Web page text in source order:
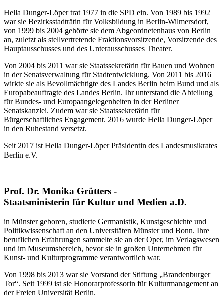
Hella Dunger-Löper trat 1977 in die SPD ein. Von 1989 bis 1992
war sie Bezirksstadträtin für Volksbildung in Berlin-Wilmersdorf,
von 1999 bis 2004 gehörte sie dem Abgeordnetenhaus von Berlin
an, zuletzt als stellvertretende Fraktionsvorsitzende, Vorsitzende des
Hauptausschusses und des Unterausschusses Theater.
Von 2004 bis 2011 war sie Staatssekretärin für Bauen und Wohnen
in der Senatsverwaltung für Stadtentwicklung. Von 2011 bis 2016
wirkte sie als Bevollmächtigte des Landes Berlin beim Bund und als
Europabeauftragte des Landes Berlin. Ihr unterstand die Abteilung
für Bundes- und Europaangelegenheiten in der Berliner
Senatskanzlei. Zudem war sie Staatssekretärin für
Bürgerschaftliches Engagement. 2016 wurde Hella Dunger-Löper
in den Ruhestand versetzt.
Seit 2017 ist Hella Dunger-Löper Präsidentin des Landesmusikrates
Berlin e.V.
Prof. Dr. Monika Grütters -
Staatsministerin für Kultur und Medien a.D.
in Münster geboren, studierte Germanistik, Kunstgeschichte und
Politikwissenschaft an den Universitäten Münster und Bonn. Ihre
beruflichen Erfahrungen sammelte sie an der Oper, im Verlagswesen
und im Museumsbereich, bevor sie in großen Unternehmen für
Kunst- und Kulturprogramme verantwortlich war.
Von 1998 bis 2013 war sie Vorstand der Stiftung „Brandenburger
Tor“. Seit 1999 ist sie Honorarprofessorin für Kulturmanagement an
der Freien Universität Berlin.